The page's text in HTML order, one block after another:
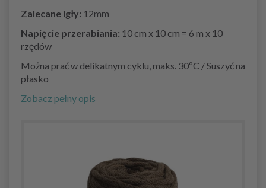
Zalecane igły: 12mm
Napięcie przerabiania: 10 cm x 10 cm = 6 m x 10
rzędów
Można prać w delikatnym cyklu, maks. 30ºC / Suszyć na
płasko
Zobacz pełny opis